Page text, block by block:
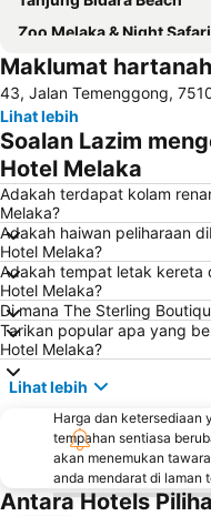
Zoo Melaka & Night Safari
Jalan Hang Jebat
Baba Nyonya Heritage
Chinatown
Cheng Hoon Teng
Gereja St. Francis Xavier
Stadthuys
Maklumat hartanah
43, Jalan Temenggong,
Lihat lebih
Soalan Lazim
Hotel Melaka
Adakah terdapat kolam
Melaka?
Adakah haiwan peliharaan
Hotel Melaka?
Adakah tempat letak kereta
Hotel Melaka?
Di mana The Sterling
Tarikan popular apa yang
Hotel Melaka?
Lihat lebih
Harga dan ketersediaan
tempahan sentiasa
akan menemukan
anda mendarat di laman
Antara Hotels